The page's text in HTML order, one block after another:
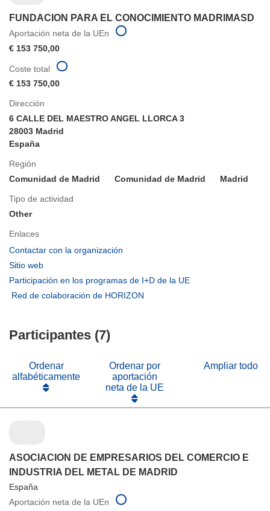
FUNDACION PARA EL CONOCIMIENTO MADRIMASD
Aportación neta de la UEn
€ 153 750,00
Dirección
6 CALLE DEL MAESTRO ANGEL LLORCA 3
28003 Madrid
España
Región
Comunidad de Madrid
Comunidad de Madrid Madrid
Tipo de actividad
Other
Enlaces
Contactar con la organización
en
nueva
Sitio web
abrirá
en
ventana)
Participación en los programas de I+D de la UE
Red de colaboración de HORIZON
Coste total
€ 153 750,00
Participantes (7)
Ordenar
alfabéticamente
Ordenar por
aportación
neta de la UE
Ampliar todo
ASOCIACION DE EMPRESARIOS DEL COMERCIO E
INDUSTRIA DEL METAL DE MADRID
España
Aportación neta de la UEn